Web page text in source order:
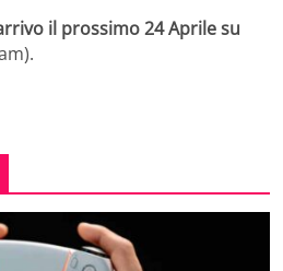
il prossimo 24 Aprile su